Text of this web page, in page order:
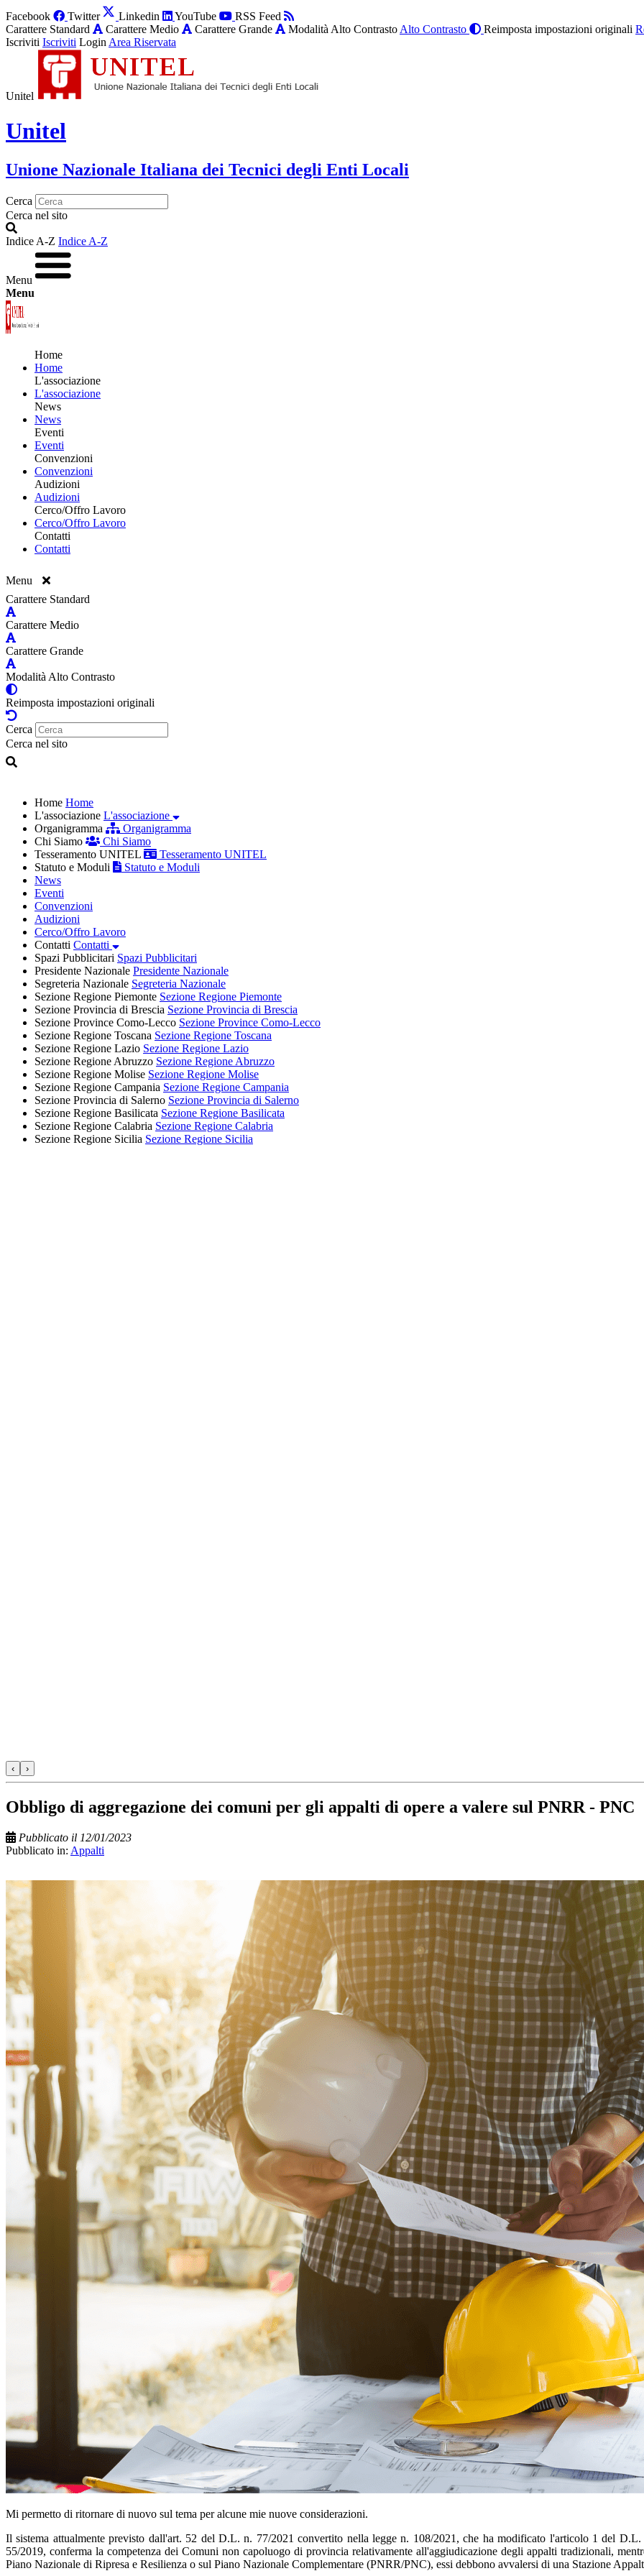
Facebook Twitter Linkedin YouTube
RSS Feed
Carattere Standard
Carattere Medio Carattere Grande Modalità Alto Contrasto Alto Contrasto Reimposta impostazioni originali
Iscriviti Iscriviti Login Area Riservata
Unitel
Unitel
Unione Nazionale Italiana dei Tecnici degli Enti Locali
Cerca
Cerca nel sito
Indice A-Z Indice A-Z
Menu
Menu
Home
Home
L'associazione
L'associazione
News
News
Eventi
Eventi
Convenzioni
Convenzioni
Audizioni
Audizioni
Cerco/Offro Lavoro
Cerco/Offro Lavoro
Contatti
Contatti
Menu
Carattere Standard
Carattere Medio
Carattere Grande
Modalità Alto Contrasto
Reimposta impostazioni originali
Cerca
Cerca nel sito
Home Home
L'associazione L'associazione
Organigramma
Organigramma
Chi Siamo
Chi Siamo
Tesseramento UNITEL
Tesseramento UNITEL
Statuto e Moduli
Statuto e Moduli
News
Eventi
Convenzioni
Audizioni
Cerco/Offro Lavoro
Contatti Contatti
Spazi Pubblicitari Spazi Pubblicitari
Presidente Nazionale Presidente Nazionale
Segreteria Nazionale Segreteria Nazionale
Sezione Regione Piemonte Sezione Regione Piemonte
Sezione Provincia di Brescia Sezione Provincia di Brescia
Sezione Province Como-Lecco Sezione Province Como-Lecco
Sezione Regione Toscana Sezione Regione Toscana
Sezione Regione Lazio Sezione Regione Lazio
Sezione Regione Abruzzo Sezione Regione Abruzzo
Sezione Regione Molise Sezione Regione Molise
Sezione Regione Campania Sezione Regione Campania
Sezione Provincia di Salerno Sezione Provincia di Salerno
Sezione Regione Basilicata Sezione Regione Basilicata
Sezione Regione Calabria Sezione Regione Calabria
Sezione Regione Sicilia Sezione Regione Sicilia
‹ ›
Obbligo di aggregazione dei comuni per gli appalti di opere a valere sul PNRR - PNC
Pubblicato il 12/01/2023
Pubblicato in: Appalti
Mi permetto di ritornare di nuovo sul tema per alcune mie nuove considerazioni.
Il sistema attualmente previsto dall'art. 52 del D.L. n. 77/2021 convertito nella legge n. 108/2021, che ha modificato l'articolo 1 del
55/2019, conferma la competenza dei Comuni non capoluogo di provincia relativamente all'aggiudicazione degli appalti tradizionali,
Piano Nazionale di Ripresa e Resilienza o sul Piano Nazionale Complementare (PNRR/PNC), essi debbono avvalersi di una Stazione